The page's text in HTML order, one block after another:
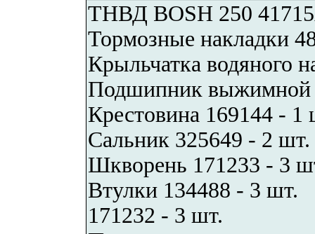
ТНВД BOSH 250
Тормозные накладки
Крыльчатка водяного
Подшипник выжимной
Крестовина 169144 - 1
Сальник 325649 - 2 шт.
Шкворень 171233 - 3
Втулки 134488 - 3 шт.
171232 - 3 шт.